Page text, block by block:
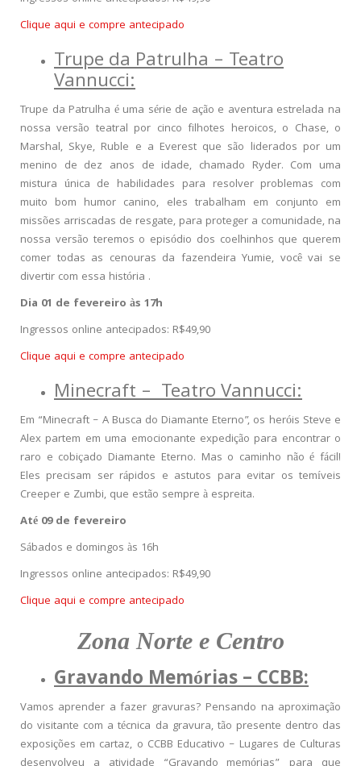
Clique aqui e compre antecipado
Trupe da Patrulha – Teatro
Vannucci:
Trupe da Patrulha é uma série de ação e aventura estrelada na
nossa versão teatral por cinco filhotes heroicos, o Chase, o
Marshal, Skye, Ruble e a Everest que são liderados por um
menino de dez anos de idade, chamado Ryder. Com uma
mistura única de habilidades para resolver problemas com
muito bom humor canino, eles trabalham em conjunto em
missões arriscadas de resgate, para proteger a comunidade, na
nossa versão teremos o episódio dos coelhinhos que querem
comer todas as cenouras da fazendeira Yumie, você vai se
divertir com essa história .
Dia 01 de fevereiro às 17h
Ingressos online antecipados: R$49,90
Clique aqui e compre antecipado
Minecraft – Teatro Vannucci:
Em “Minecraft – A Busca do Diamante Eterno”, os heróis Steve e
Alex partem em uma emocionante expedição para encontrar o
raro e cobiçado Diamante Eterno. Mas o caminho não é fácil!
Eles precisam ser rápidos e astutos para evitar os temíveis
Creeper e Zumbi, que estão sempre à espreita.
Até 09 de fevereiro
Sábados e domingos às 16h
Ingressos online antecipados: R$49,90
Clique aqui e compre antecipado
Zona Norte e Centro
Gravando Memórias – CCBB:
Vamos aprender a fazer gravuras? Pensando na aproximação
do visitante com a técnica da gravura, tão presente dentro das
exposições em cartaz, o CCBB Educativo – Lugares de Culturas